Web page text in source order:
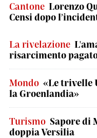
Cantone Lorenzo
Censi dopo
La rivelazione
risarcimento
Mondo «Le trivelle
la Groenlandia»
Turismo Sapore di
doppia Versilia